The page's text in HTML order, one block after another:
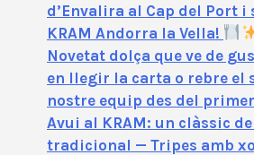
d’Envalira al Cap del Port
KRAM Andorra la Vella!
Novetat dolça que ve de
en llegir la carta o rebre el
nostre equip des del
Avui al KRAM: un clàssic
tradicional — Tripes amb